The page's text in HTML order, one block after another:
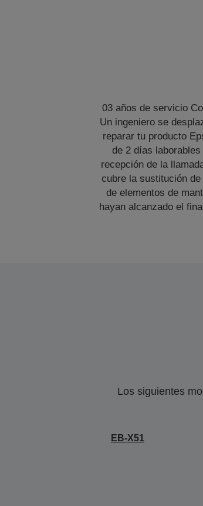
03 años de servicio
Un ingeniero se
reparar tu producto
de 2 días
recepción de la
cubre la sustitución
de elementos de
hayan alcanzado el
Los siguientes
EB-X51